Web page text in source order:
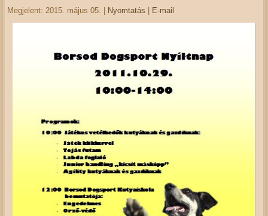
Megjelent: 2015. május 05. Nyomtatás E-mail